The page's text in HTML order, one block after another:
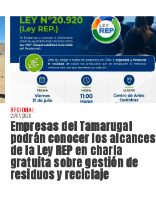
REGIONAL
23/07/2026
Empresas del Tamarugal
podrán conocer los alcances
de la Ley REP en charla
gratuita sobre gestión de
residuos y reciclaje